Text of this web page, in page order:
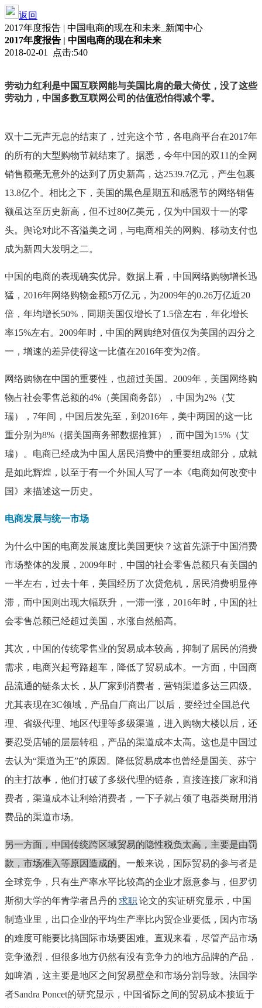
返回
2017年度报告 | 中国电商的现在和未来_新闻中心
2017年度报告 | 中国电商的现在和未来
2018-02-01 点击:540
劳动力红利是中国互联网能与美国比肩的最大倚仗，没了这些
劳动力，中国多数互联网公司的估值恐怕得减个零。
双十二无声无息的结束了，过完这个节，各电商平台在2017年
的所有的大型购物节就结束了。据悉，今年中国的双11的全网
销售额毫无意外的达到了历史新高，达2539.7亿元，产生包裹
13.8亿个。相比之下，美国的黑色星期五和感恩节的网络销售
额虽达至历史新高，但不过80亿美元，仅为中国双十一的零
头。舆论对此不吝溢美之词，与电商相关的网购、移动支付也
成为新四大发明之二。
中国的电商的表现确实优异。数据上看，中国网络购物增长迅
猛，2016年网络购物金额5万亿元，为2009年的0.26万亿近20
倍，年均增长50%，同期美国仅增长了1.5倍左右，年化增长
率15%左右。2009年时，中国的网购绝对值仅为美国的四分之
一，增速的差异使得这一比值在2016年变为2倍。
网络购物在中国的重要性，也超过美国。2009年，美国网络购
物占社会零售总额的4%（美国商务部），中国为2%（艾
瑞），7年间，中国后发先至，到2016年，美中两国的这一比
重分别为8%（据美国商务部数据推算），而中国为15%（艾
瑞）。电商已经成为中国人居民消费中的重要组成部分，成就
是如此辉煌，以至于有一个外国人写了一本《电商如何改变中
国》来描述这一历史。
电商发展与统一市场
为什么中国的电商发展速度比美国更快？这首先源于中国消费
市场整体的发展，2009年时，中国的社会零售总额只有美国的
一半左右，过去十年，美国经历了次贷危机，居民消费明显停
滞，而中国则出现大幅跃升，一滞一涨，2016年时，中国的社
会零售总额已经超过美国，水涨自然船高。
其次，中国的传统零售业的贸易成本较高，抑制了居民的消费
需求，电商兴起弯路超车，降低了贸易成本。一方面，中国商
品流通的链条太长，从厂家到消费者，营销渠道多达三四级。
尤其表现在3C领域，产品自厂商出厂以后，要经过全国总代
理、省级代理、地区代理等多级渠道，进入购物大楼以后，还
要忍受店铺的层层转租，产品的渠道成本太高。这也是中国过
去认为“渠道为王”的原因。降低贸易成本也曾经是国美、苏宁
的主打故事，他们打破了多级代理的链条，直接连接厂家和消
费者，渠道成本让利给消费者，一下子就占领了电器类耐用消
费品的渠道市场。
另一方面，中国传统跨区域贸易的隐性税负太高，主要是由罚
款，市场准入等原因造成的。一般来说，国际贸易的参与者是
全球竞争，只有生产率水平比较高的企业才愿意参与，但罗切
斯彻大学的年青学者吕丹的 求职 论文的实证研究显示，中国
制造业里，出口企业的平均生产率比内贸企业要低，国内市场
的难度可能要比搞国际市场要困难。直观来看，尽管产品市场
竞争激烈，但很多地方仍然有没有竞争力的地方品牌的产品，
如啤酒，这主要是地区之间贸易壁垒和市场分割导致。法国学
者Sandra Poncet的研究显示，中国省际之间的贸易成本接近于